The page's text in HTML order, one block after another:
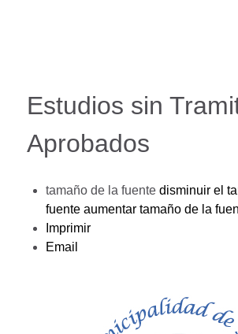
Estudios sin
Aprobados
tamaño de la fuente disminuir el
fuente aumentar tamaño de la
Imprimir
Email